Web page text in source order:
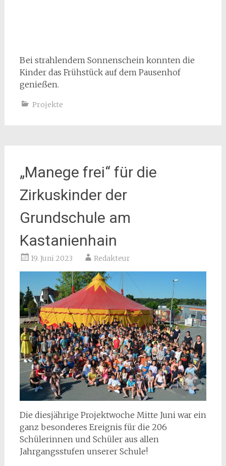
Bei strahlendem Sonnenschein konnten die
Kinder das Frühstück auf dem Pausenhof
genießen.
Projekte
„Manege frei“ für die
Zirkuskinder der
Grundschule am
Kastanienhain
19. Juni 2023 Redakteur
Die diesjährige Projektwoche Mitte Juni war ein
ganz besonderes Ereignis für die 206
Schülerinnen und Schüler aus allen
Jahrgangsstufen unserer Schule!